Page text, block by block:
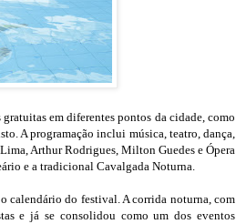
em diferentes pontos da cidade, como
A programação inclui música, teatro, dança,
Arthur Rodrigues, Milton Guedes e Ópera
e a tradicional Cavalgada Noturna.
calendário do festival. A corrida noturna, com
e já se consolidou como um dos eventos